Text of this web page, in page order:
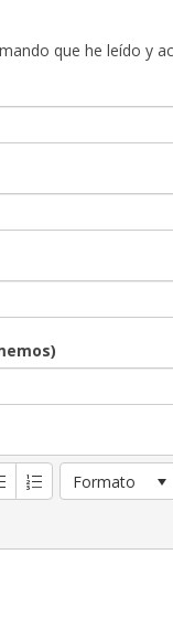
que he leído y
Formato